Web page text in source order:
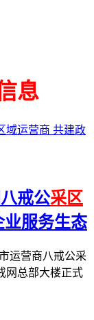
息
戒公采区
业服务生态
运营商八戒公采
网总部大楼正式